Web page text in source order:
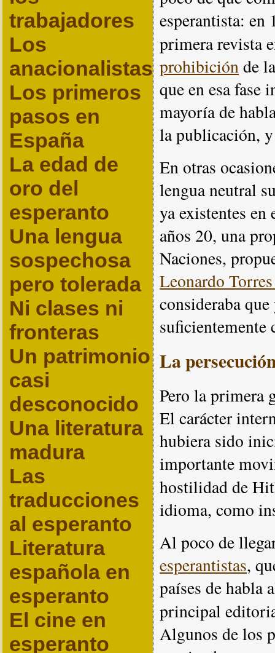
trabajadores
Los
anacionalistas
Los primeros
pasos en
España
La edad de
oro del
esperanto
Una lengua
sospechosa
pero tolerada
Ni clases ni
fronteras
Un patrimonio
casi
desconocido
Una literatura
madura
Las
traducciones
al esperanto
Literatura
española en
esperanto
El cine en
esperanto
esperantista:
primera revista
prohibiciónde
que en esa fase
mayoría de
la publicación,
En otras
lengua neutral
ya existentes
años 20, una
Naciones,
Leonardo
consideraba
suficientemente
La
Pero la primera
El carácter
hubiera sido
importante
hostilidad de
idioma, como
Al poco de
esperantistas,
países de habla
principal
Algunos de los